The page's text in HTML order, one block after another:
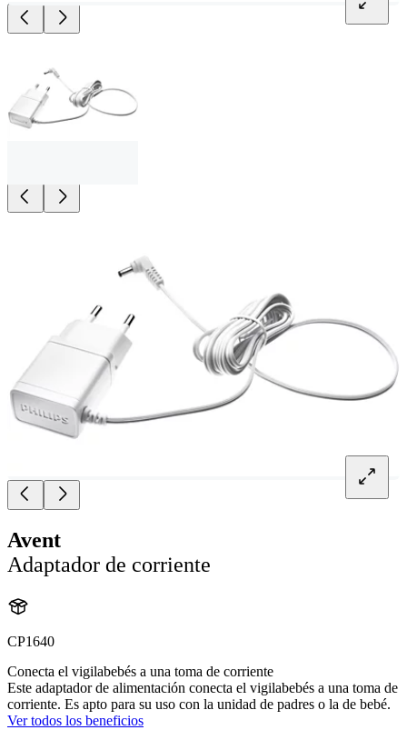
Avent
Adaptador de corriente
CP1640
Conecta el vigilabebés a una toma de corriente
Este adaptador de alimentación conecta el vigilabebés a una toma de
corriente. Es apto para su uso con la unidad de padres o la de bebé.
Ver todos los beneficios